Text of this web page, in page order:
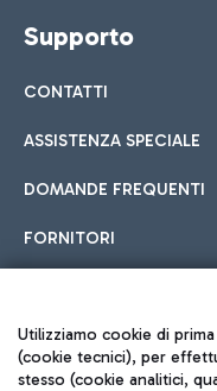
Supporto
CONTATTI
ASSISTENZA SPECIALE
DOMANDE FREQUENTI
FORNITORI
Seguici sui
Utilizziamo cookie di
(cookie tecnici), per
stesso (cookie analitici,